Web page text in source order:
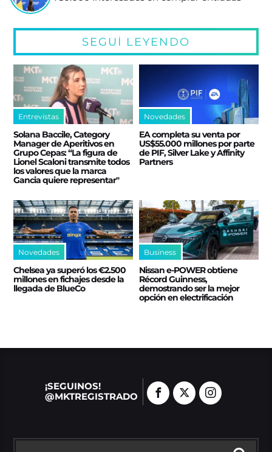
SEGUÍ LEYENDO
Entrevistas
Solana Baccile, Category
Manager de Aperitivos en
Grupo Cepas: “La figura de
Lionel Scaloni transmite todos
los valores que la marca
Gancia quiere representar"
Novedades
EA completa su venta por
US$55.000 millones por parte
de PIF, Silver Lake y Affinity
Partners
Novedades
Chelsea ya superó los €2.500
millones en fichajes desde la
llegada de BlueCo
Business
Nissan e‑POWER obtiene
Récord Guinness,
demostrando ser la mejor
opción en electrificación
¡SEGUINOS!
@MKTREGISTRADO